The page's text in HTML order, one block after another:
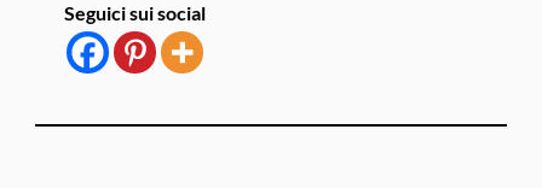
Seguici sui social